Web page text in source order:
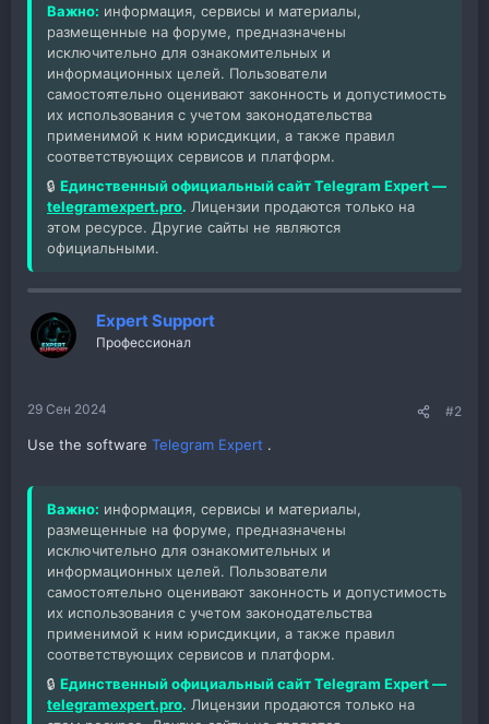
Важно: информация, сервисы и материалы,
размещенные на форуме, предназначены
исключительно для ознакомительных и
информационных целей. Пользователи
самостоятельно оценивают законность и допустимость
их использования с учетом законодательства
применимой к ним юрисдикции, а также правил
соответствующих сервисов и платформ.
🔒 Единственный официальный сайт Telegram Expert —
telegramexpert.pro. Лицензии продаются только на
этом ресурсе. Другие сайты не являются
официальными.
Expert Support
Профессионал
29 Сен 2024 #2
Use the software Telegram Expert .
Важно: информация, сервисы и материалы,
размещенные на форуме, предназначены
исключительно для ознакомительных и
информационных целей. Пользователи
самостоятельно оценивают законность и допустимость
их использования с учетом законодательства
применимой к ним юрисдикции, а также правил
соответствующих сервисов и платформ.
🔒 Единственный официальный сайт Telegram Expert —
telegramexpert.pro. Лицензии продаются только на